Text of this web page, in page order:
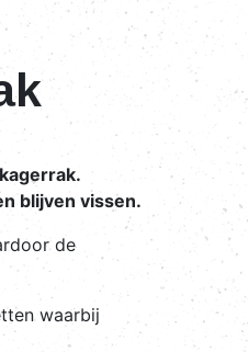
blijven vissen.
de
waarbij